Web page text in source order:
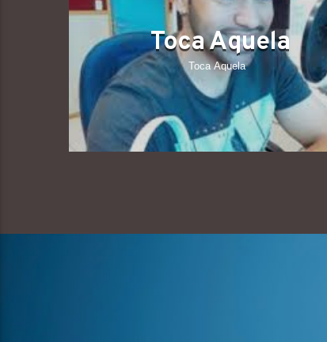
Toca Aquela
Toca Aquela